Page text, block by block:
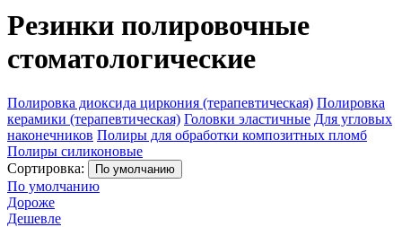
Резинки полировочные
стоматологические
Полировка диоксида циркония (терапевтическая) Полировка
керамики (терапевтическая) Головки эластичные Для угловых
наконечников Полиры для обработки композитных пломб
Полиры силиконовые
Сортировка:
По умолчанию
По умолчанию
Дороже
Дешевле